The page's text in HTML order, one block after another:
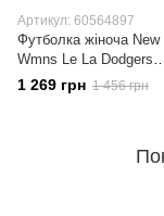
Артикул: 60564897
Футболка жіноча New
Wmns Le La Dodgers
(60564897)
1 269 грн 1 456 грн